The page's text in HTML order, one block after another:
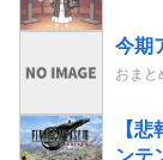
今期
おまと
【
ンテ